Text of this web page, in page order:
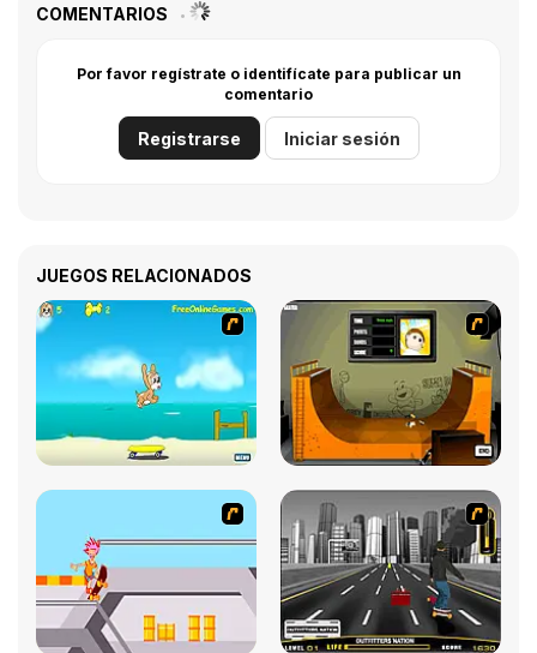
COMENTARIOS
Por favor regístrate o identifícate para publicar un
comentario
Registrarse Iniciar sesión
JUEGOS RELACIONADOS